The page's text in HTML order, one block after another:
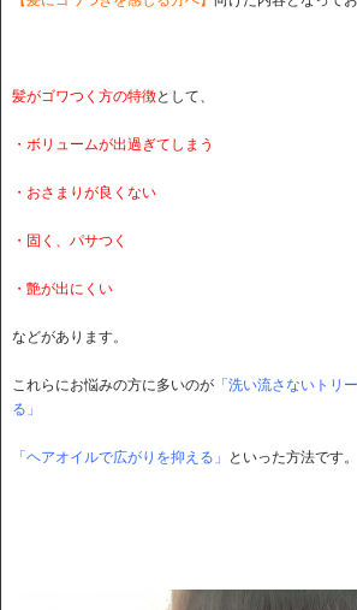
髪がゴワつく方の特徴として、
・ボリュームが出過ぎてしまう
・おさまりが良くない
・固く、パサつく
・艶が出にくい
などがあります。
これらにお悩みの方に多いのが 「洗い流さないトリ
る」
「ヘアオイルで広がりを抑える」 といった方法です。